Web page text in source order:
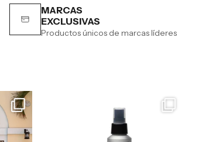
MARCAS
EXCLUSIVAS
Productos únicos de marcas líderes